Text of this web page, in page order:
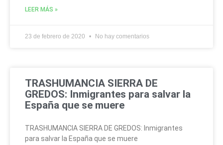
LEER MÁS »
23 de febrero de 2020 No hay comentarios
TRASHUMANCIA SIERRA DE
GREDOS: Inmigrantes para salvar la
España que se muere
TRASHUMANCIA SIERRA DE GREDOS: Inmigrantes
para salvar la España que se muere